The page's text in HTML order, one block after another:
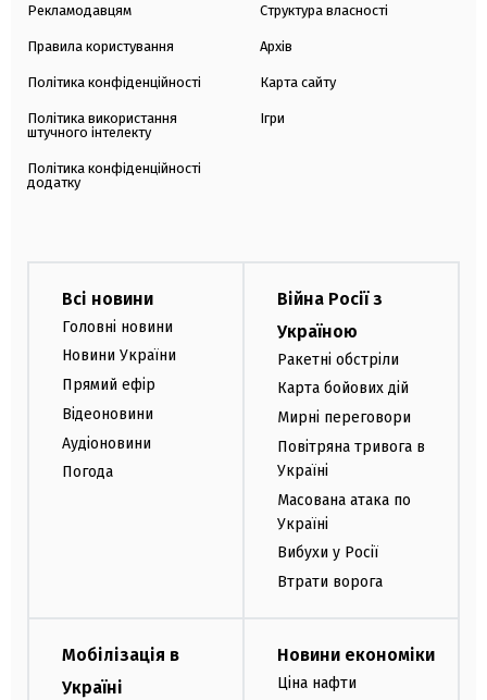
Рекламодавцям
Правила користування
Політика конфіденційності
Політика використання
штучного інтелекту
Політика конфіденційності
додатку
Структура власності
Архів
Карта сайту
Ігри
Всі новини
Головні новини
Новини України
Прямий ефір
Відеоновини
Аудіоновини
Погода
Війна Росії з
Україною
Ракетні обстріли
Карта бойових дій
Мирні переговори
Повітряна тривога в
Україні
Масована атака по
Україні
Вибухи у Росії
Втрати ворога
Мобілізація в
Україні
Новини економіки
Ціна нафти